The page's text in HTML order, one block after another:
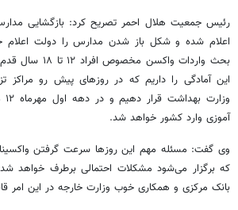
رئیس جمعیت هلال احمر تصریح کرد: بازگشایی
اعلام شده و شکل باز شدن مدارس را دولت اعلام
بحث واردات
این آمادگی را داریم که در روزهای پیش رو مراکز
آموزی وارد کشور خواهد شد.
وی گفت: مسئله مهم این روزها سرعت گرفتن
که برگزار می‌شود مشکلات احتمالی برطرف خواهد
بانک مرکزی و همکاری خوب وزارت خارجه در این امر